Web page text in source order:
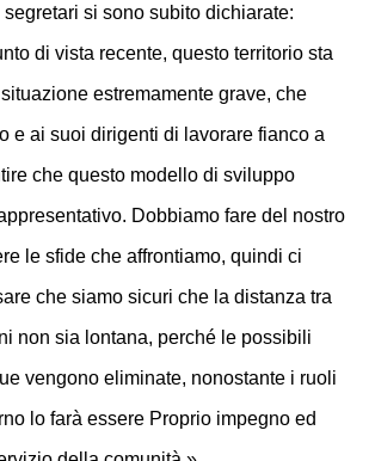
segretari si sono subito dichiarate:
di vista recente, questo territorio sta
estremamente grave, che
e ai suoi dirigenti di lavorare fianco a
che questo modello di sviluppo
Dobbiamo fare del nostro
le sfide che affrontiamo, quindi ci
che siamo sicuri che la distanza tra
non sia lontana, perché le possibili
vengono eliminate, nonostante i ruoli
lo farà essere Proprio impegno ed